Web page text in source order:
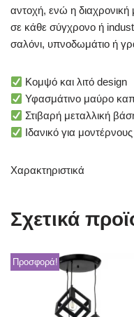
αντοχή, ενώ η διαχρονική
σε κάθε σύγχρονο ή
σαλόνι, υπνοδωμάτιο ή
Κομψό και λιτό design
Υφασμάτινο μαύρο
Στιβαρή μεταλλική
Ιδανικό για
Χαρακτηριστικά
Σχετικά
Προσφορά!